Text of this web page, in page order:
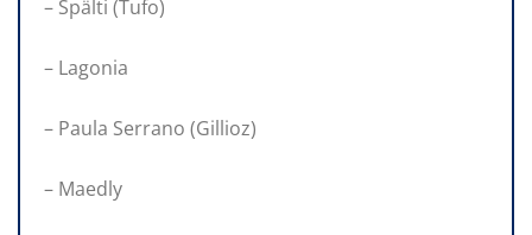
– Spälti (Tufo)
– Lagonia
– Paula Serrano (Gillioz)
– Maedly